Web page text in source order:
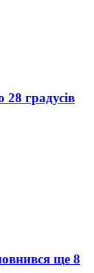
28 градусів
ще 8